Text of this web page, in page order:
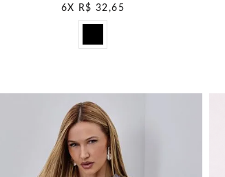
6X R$ 32,65